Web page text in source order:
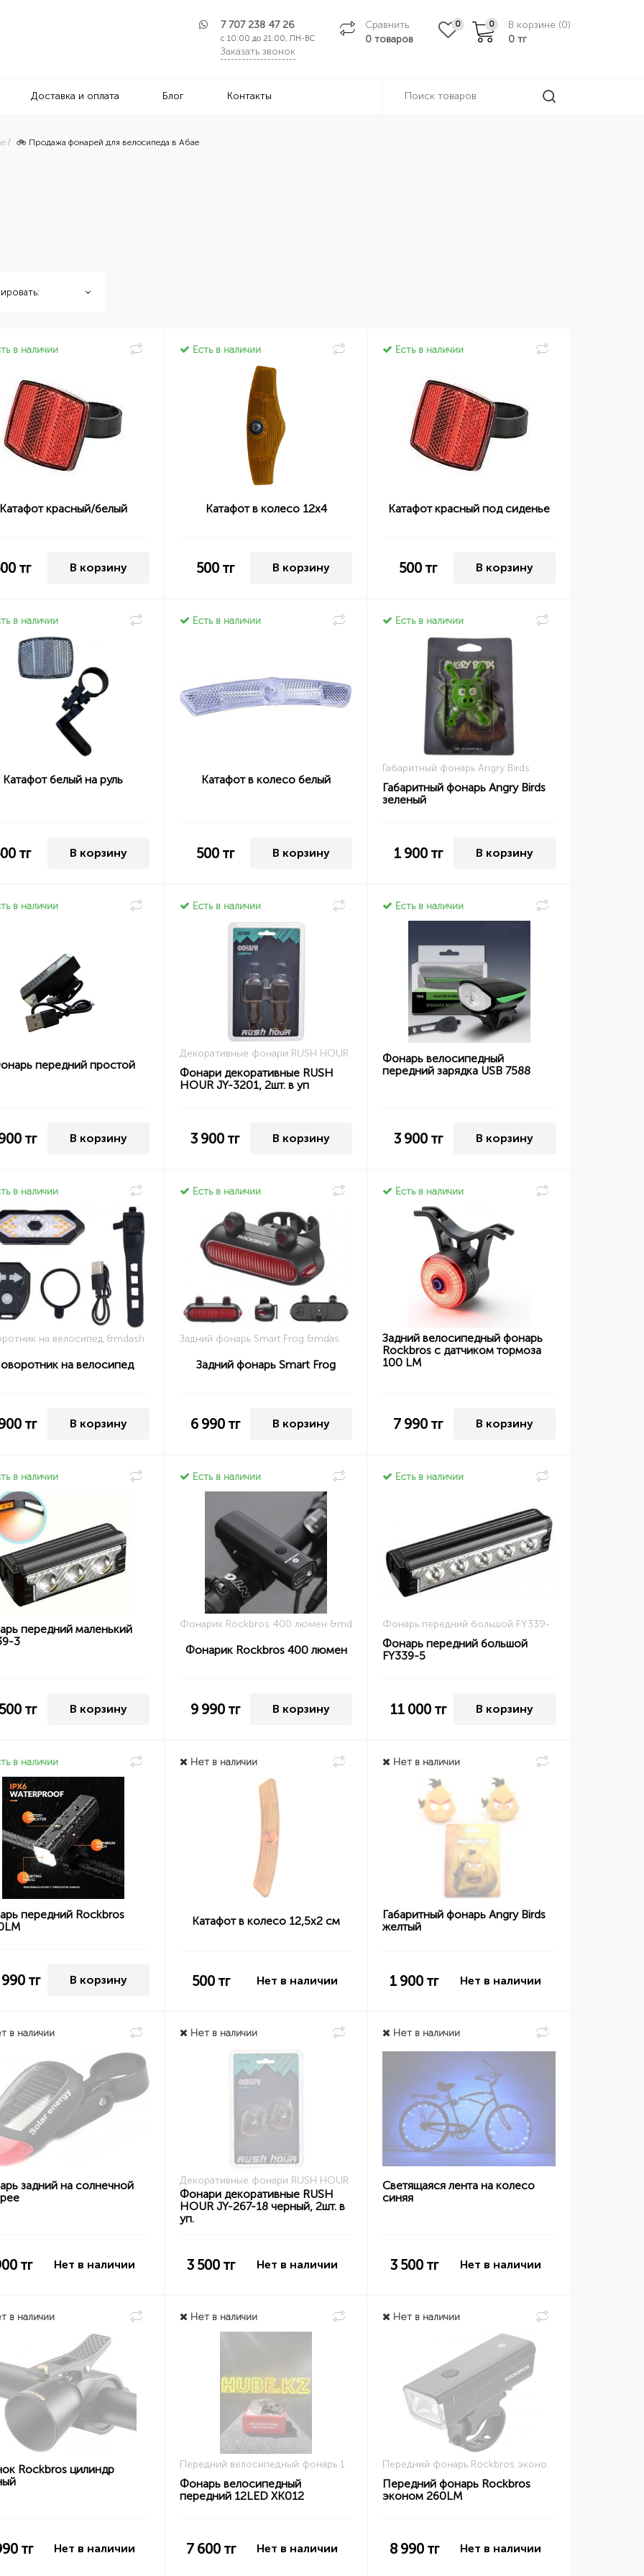
7 707 238 47 26
с 10:00 до 21:00, ПН-ВС
Заказать звонок
Сравнить
0 товаров
0 0 В корзине (0)
0 тг
Доставка и оплата Блог Контакты
🚲 Продажа фонарей для велосипеда в Абае
в наличии
красный/белый
тг В корзину
Есть в наличии
Катафот в колесо 12х4
500тг В корзину
Есть в наличии
Катафот красный под сиденье
500 тг В корзину
в наличии
Катафот белый на руль
тг В корзину
Есть в наличии
Катафот в колесо белый
500тг В корзину
Есть в наличии
Габаритный фонарь Angry Birds
Габаритный фонарь Angry Birds
зеленый
1 900тг В корзину
в наличии
передний простой
тг В корзину
Есть в наличии
Декоративные фонари RUSH HOUR
Фонари декоративные RUSH
HOUR JY-3201, 2шт. в уп
3 900 тг В корзину
Есть в наличии
Фонарь велосипедный
передний зарядка USB 7588
3 900тг В корзину
в наличии
на велосипед &mdash
на велосипед
тг В корзину
Есть в наличии
Задний фонарь Smart Frog &mdas
Задний фонарь Smart Frog
6 990тг В корзину
Есть в наличии
Задний велосипедный фонарь
Rockbros с датчиком тормоза
100 LM
7 990 тг В корзину
в наличии
передний маленький
3
тг В корзину
Есть в наличии
Фонарик Rockbros 400 люмен &md
Фонарик Rockbros 400 люмен
9 990тг В корзину
Есть в наличии
Фонарь передний большой FY339-
Фонарь передний большой
FY339-5
11 000тг В корзину
в наличии
передний Rockbros
тг В корзину
Нет в наличии
Катафот в колесо 12,5х2 см
500 тг Нет в наличии
Нет в наличии
Габаритный фонарь Angry Birds
желтый
1 900 тг Нет в наличии
в наличии
задний на солнечной
тг Нет в наличии
Нет в наличии
Декоративные фонари RUSH HOUR
Фонари декоративные RUSH
HOUR JY-267-18 черный, 2шт. в
уп.
3 500 тг Нет в наличии
Нет в наличии
Светящаяся лента на колесо
синяя
3 500тг Нет в наличии
в наличии
Rockbros цилиндр
тг Нет в наличии
Нет в наличии
Передний велосипедный фонарь 1
Фонарь велосипедный
передний 12LED XK012
7 600 тг Нет в наличии
Нет в наличии
Передний фонарь Rockbros эконо
Передний фонарь Rockbros
эконом 260LM
8 990тг Нет в наличии